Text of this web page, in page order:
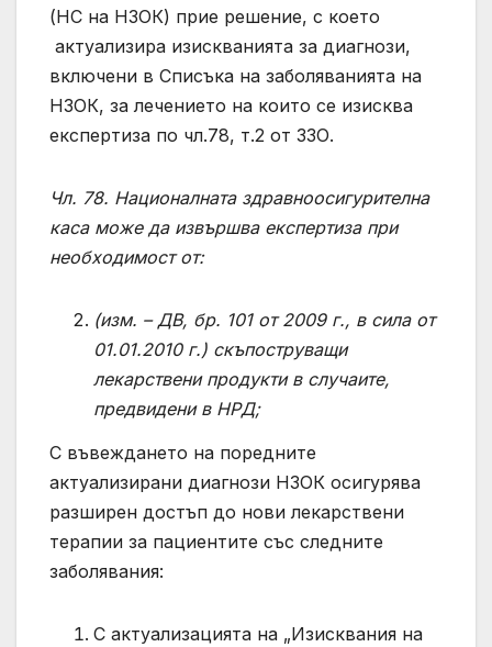
(НС на НЗОК) прие решение, с което
актуализира изискванията за диагнози,
включени в Списъка на заболяванията на
НЗОК, за лечението на които се изисква
експертиза по чл.78, т.2 от ЗЗО.
Чл. 78. Националната здравноосигурителна
каса може да извършва експертиза при
необходимост от:
(изм. – ДВ, бр. 101 от 2009 г., в сила от
01.01.2010 г.) скъпоструващи
лекарствени продукти в случаите,
предвидени в НРД;
С въвеждането на поредните
актуализирани диагнози НЗОК осигурява
разширен достъп до нови лекарствени
терапии за пациентите със следните
заболявания:
С актуализацията на „Изисквания на